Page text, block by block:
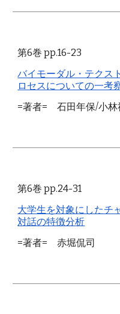
第6巻 pp.16-23
バイモーダル・テクス
ロセスについての一考
=著者= 石田年保/小林
第6巻 pp.24-31
大学生を対象にしたチ
対話の特徴分析
=著者= 赤堀侃司